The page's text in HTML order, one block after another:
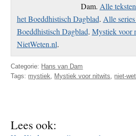
Dam. Alle
het Boeddhistisch Dagblad. Alle
Boeddhistisch Dagblad. Mystiek voor
NietWeten.nl.
Categorie: Hans van Dam
Tags: mystiek, Mystiek voor nitwits, niet-
Lees ook: